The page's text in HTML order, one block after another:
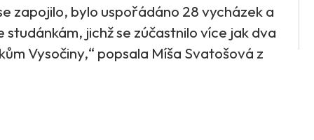
zapojilo, bylo uspořádáno 28 vycházek a
jichž se zúčastnilo více jak dva
Vysočiny,“ popsala Míša Svatošová z